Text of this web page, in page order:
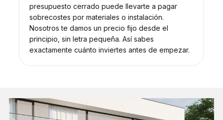
presupuesto cerrado puede llevarte a pagar
sobrecostes por materiales o instalación.
Nosotros te damos un precio fijo desde el
principio, sin letra pequeña. Así sabes
exactamente cuánto inviertes antes de empezar.